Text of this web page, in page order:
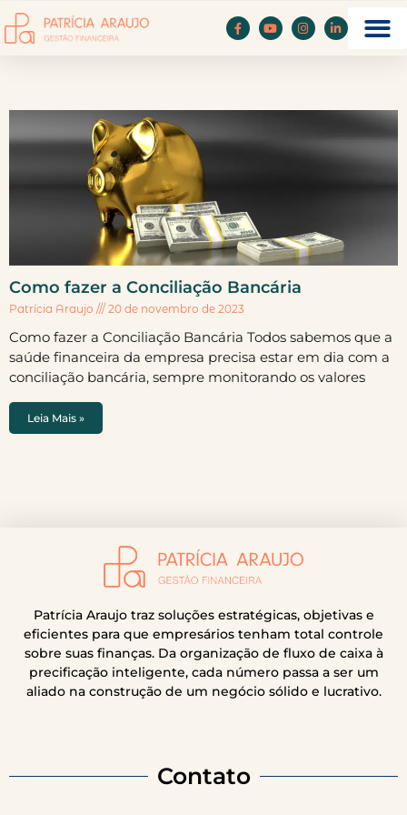
Como fazer a Conciliação Bancária
Patrícia Araujo 20 de novembro de 2023
Como fazer a Conciliação Bancária Todos sabemos que a
saúde financeira da empresa precisa estar em dia com a
conciliação bancária, sempre monitorando os valores
Leia Mais »
Patrícia Araujo traz soluções estratégicas, objetivas e
eficientes para que empresários tenham total controle
sobre suas finanças. Da organização de fluxo de caixa à
precificação inteligente, cada número passa a ser um
aliado na construção de um negócio sólido e lucrativo.
Contato